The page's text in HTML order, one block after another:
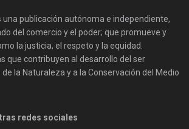
una publicación autónoma e independiente,
del comercio y el poder; que promueve y
la justicia, el respeto y la equidad.
que contribuyen al desarrollo del ser
la Naturaleza y a la Conservación del Medio
redes sociales